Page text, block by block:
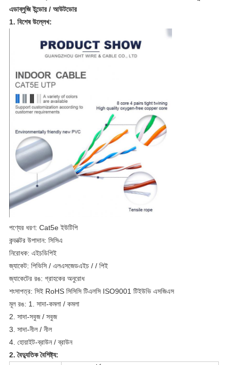
এডাব্লুজি ইন্ডোর / আউটডোর
1. বিশেষ উল্লেখ:
পণ্যের ধরণ: Cat5e ইউটিপি
কন্ডাক্টর উপাদান: সিসিএ
নিরোধক: এইচডিপিই
জ্যাকেট: পিভিসি / এলএসজেডএইচ / / পিই
জ্যাকেটের রঙ: গ্রাহকের অনুরোধ
শংসাপত্র: সিই RoHS সিসিসি টিএলসি ISO9001 টিইউভি এসজিএস
মূল রঙ: 1. সাদা-কমলা / কমলা
2. সাদা-সবুজ / সবুজ
3. সাদা-নীল / নীল
4. হোয়াইট-ব্রাউন / ব্রাউন
2. বৈদ্যুতিক বৈশিষ্ট্য: